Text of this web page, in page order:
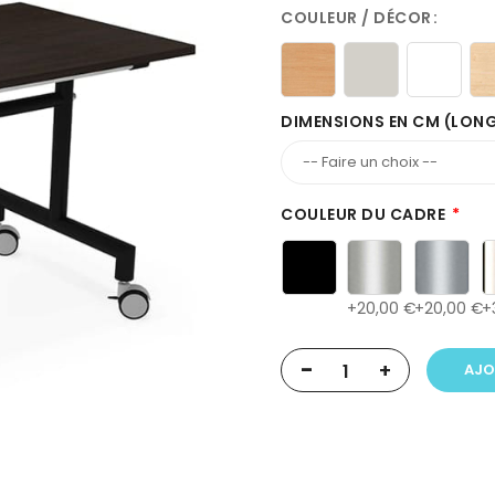
COULEUR / DÉCOR
DIMENSIONS EN CM
COULEUR DU CADRE
20,00 € 20,00 €
- +